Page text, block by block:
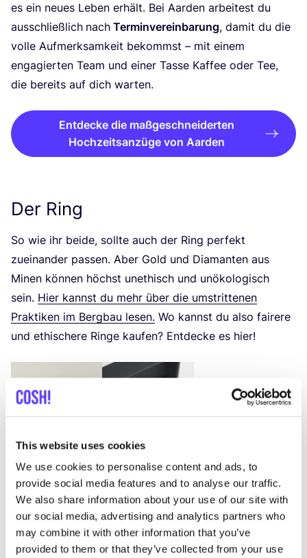
This website uses cookies
We use cookies to personalise content and ads, to
provide social media features and to analyse our traffic.
We also share information about your use of our site with
our social media, advertising and analytics partners who
may combine it with other information that you’ve
provided to them or that they’ve collected from your use
es ein neu­es Leben erhält. Bei Aar­den arbei­test du
aus­schließ­lich nach Ter­min­ver­ein­ba­rung, damit du die
vol­le Auf­merk­sam­keit bekommst – mit einem
enga­gier­ten Team und einer Tas­se Kaf­fee oder Tee,
die bereits auf dich warten.
Entdecke die maßgeschneiderten
Hochzeitsanzüge von Aarden
Der Ring
So wie ihr bei­de, soll­te auch der Ring per­fekt
zuein­an­der pas­sen. Aber Gold und Dia­man­ten aus
Minen kön­nen höchst unethisch und unöko­lo­gisch
sein. Hier kannst du mehr über die umstrit­te­nen
Prak­ti­ken im Berg­bau lesen. Wo kannst du also fai­re­re
und ethi­sche­re Rin­ge kau­fen? Ent­de­cke es hier!
PreviousNext